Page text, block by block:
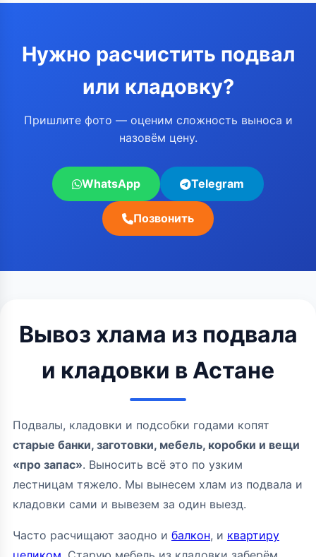
Нужно расчистить подвал
или кладовку?
Пришлите фото — оценим сложность выноса и
назовём цену.
WhatsApp Telegram
Позвонить
Вывоз хлама из подвала
и кладовки в Астане
Подвалы, кладовки и подсобки годами копят
старые банки, заготовки, мебель, коробки и вещи
«про запас». Выносить всё это по узким
лестницам тяжело. Мы вынесем хлам из подвала и
кладовки сами и вывезем за один выезд.
Часто расчищают заодно и балкон, и квартиру